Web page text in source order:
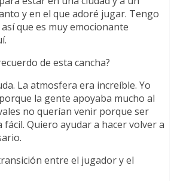
y en el que adoré jugar. Tengo
que es muy emocionante
de esta cancha?
La atmosfera era increíble. Yo
la gente apoyaba mucho al
no querían venir porque ser
Quiero ayudar a hacer volver a
entre el jugador y el